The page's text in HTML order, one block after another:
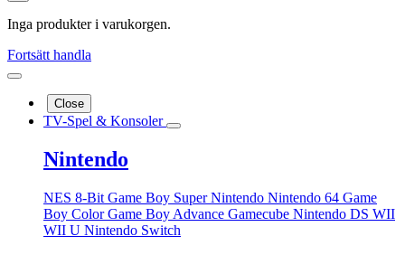
Inga produkter i varukorgen.
Fortsätt handla
Close
TV-Spel & Konsoler
Nintendo
NES 8-Bit Game Boy Super Nintendo Nintendo 64 Game
Boy ColorGame Boy Advance Gamecube Nintendo DS WII
WII U Nintendo Switch